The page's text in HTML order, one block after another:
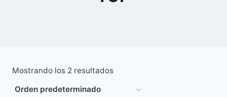
Mostrando los 2 resultados